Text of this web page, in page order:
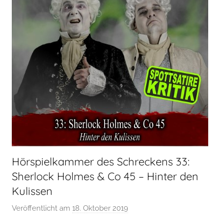
Hörspielkammer des Schreckens 33:
Sherlock Holmes & Co 45 – Hinter den
Kulissen
Veröffentlicht am 18. Oktober 2019